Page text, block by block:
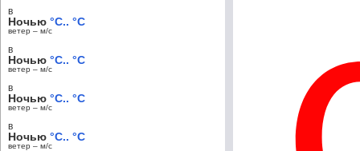
в
Ночью °C.. °C
ветер – м/c
в
Ночью °C.. °C
ветер – м/c
в
Ночью °C.. °C
ветер – м/c
в
Ночью °C.. °C
ветер – м/c